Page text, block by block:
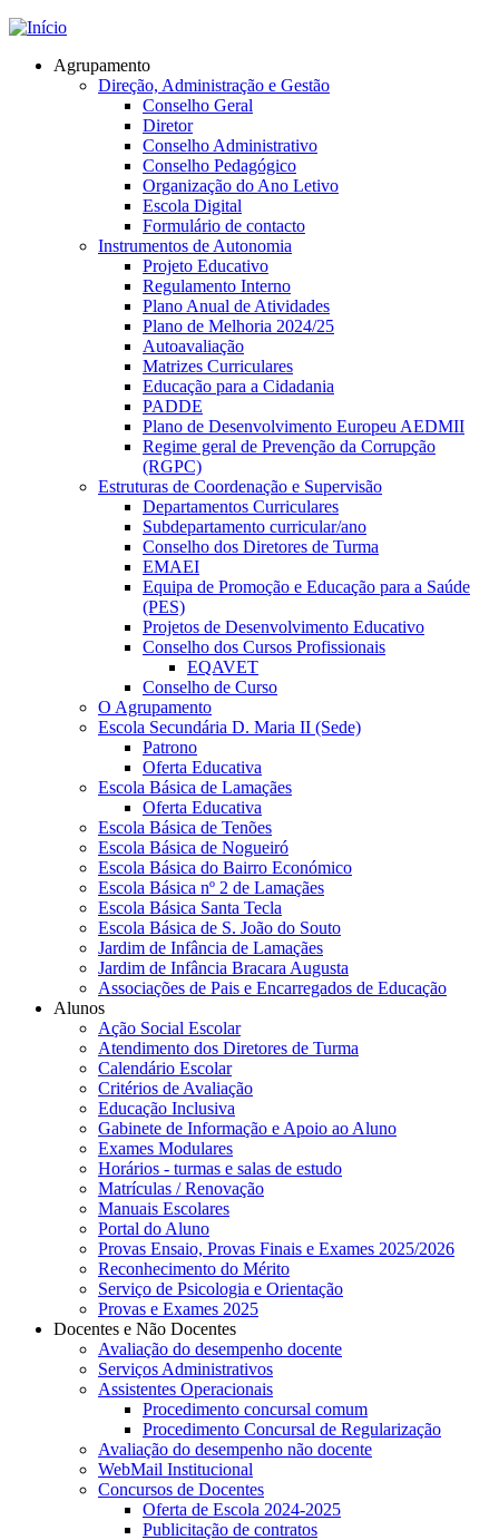
Jump to navigation
Agrupamento
Direção, Administração e Gestão
Conselho Geral
Diretor
Conselho Administrativo
Conselho Pedagógico
Organização do Ano Letivo
Escola Digital
Formulário de contacto
Instrumentos de Autonomia
Projeto Educativo
Regulamento Interno
Plano Anual de Atividades
Plano de Melhoria 2024/25
Autoavaliação
Matrizes Curriculares
Educação para a Cidadania
PADDE
Plano de Desenvolvimento Europeu AEDMII
Regime geral de Prevenção da Corrupção
(RGPC)
Estruturas de Coordenação e Supervisão
Departamentos Curriculares
Subdepartamento curricular/ano
Conselho dos Diretores de Turma
EMAEI
Equipa de Promoção e Educação para a Saúde
(PES)
Projetos de Desenvolvimento Educativo
Conselho dos Cursos Profissionais
EQAVET
Conselho de Curso
O Agrupamento
Escola Secundária D. Maria II (Sede)
Patrono
Oferta Educativa
Escola Básica de Lamaçães
Oferta Educativa
Escola Básica de Tenões
Escola Básica de Nogueiró
Escola Básica do Bairro Económico
Escola Básica nº 2 de Lamaçães
Escola Básica Santa Tecla
Escola Básica de S. João do Souto
Jardim de Infância de Lamaçães
Jardim de Infância Bracara Augusta
Associações de Pais e Encarregados de Educação
Alunos
Ação Social Escolar
Atendimento dos Diretores de Turma
Calendário Escolar
Critérios de Avaliação
Educação Inclusiva
Gabinete de Informação e Apoio ao Aluno
Exames Modulares
Horários - turmas e salas de estudo
Matrículas / Renovação
Manuais Escolares
Portal do Aluno
Provas Ensaio, Provas Finais e Exames 2025/2026
Reconhecimento do Mérito
Serviço de Psicologia e Orientação
Provas e Exames 2025
Docentes e Não Docentes
Avaliação do desempenho docente
Serviços Administrativos
Assistentes Operacionais
Procedimento concursal comum
Procedimento Concursal de Regularização
Avaliação do desempenho não docente
WebMail Institucional
Concursos de Docentes
Oferta de Escola 2024-2025
Publicitação de contratos